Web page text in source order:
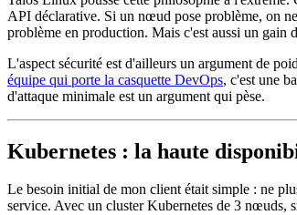
API déclarative. Si un nœud pose problème, on
problème en production. Mais c'est aussi un gain
L'aspect sécurité est d'ailleurs un argument de
équipe qui porte la casquette DevOps, c'est une
d'attaque minimale est un argument qui pèse.
Kubernetes : la haute
Le besoin initial de mon client était simple : ne
service. Avec un cluster Kubernetes de 3 nœuds,